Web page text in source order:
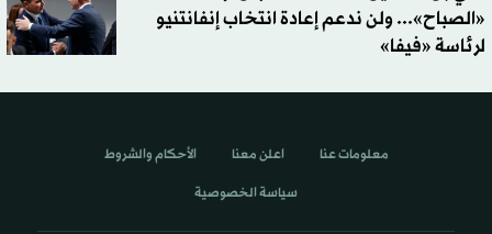
«الصباح»... ولن ندعم إعادة انتخاب إنفانتنيو
لرئاسة «فيفا»
معلومات عنا اعلن معنا الأحكام والشروط
سياسة الخصوصية